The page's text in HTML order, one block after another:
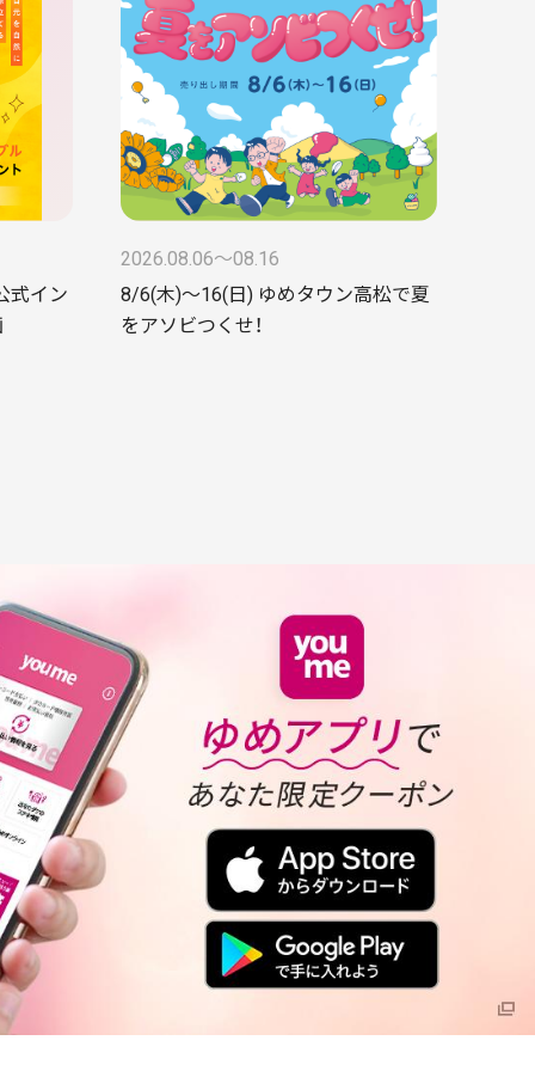
式イン
2026.08.06〜08.16
8/6(木)～16(日) ゆめタウン高松で夏
をアソビつくせ！